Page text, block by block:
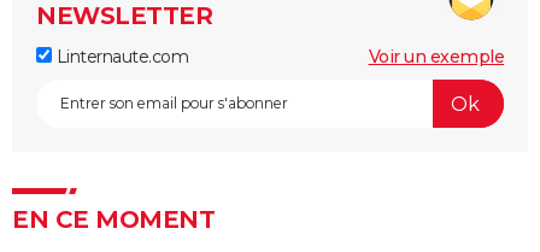
NEWSLETTER
Linternaute.com Voir un exemple
EN CE MOMENT